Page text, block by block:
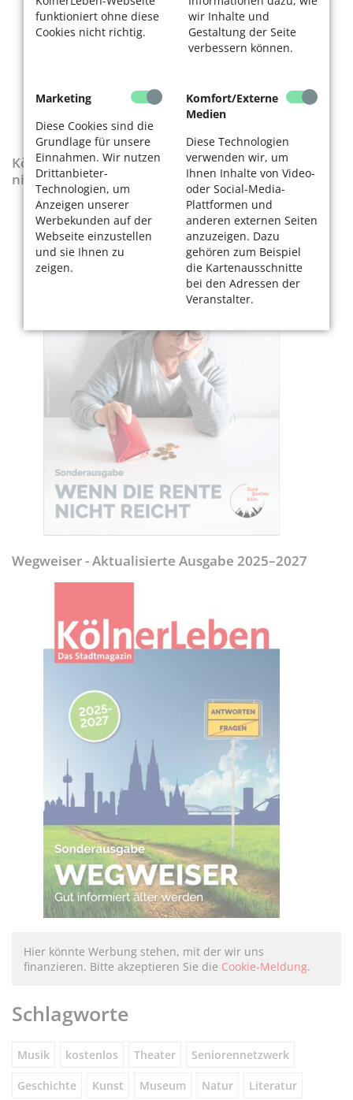
funktioniert ohne diese
Cookies nicht richtig.
wir Inhalte und
Gestaltung der Seite
verbessern können.
Marketing
Diese Cookies sind die
Grundlage für unsere
Einnahmen. Wir nutzen
Drittanbieter-
Technologien, um
Anzeigen unserer
Werbekunden auf der
Webseite einzustellen
und sie Ihnen zu
zeigen.
Komfort/Externe
Medien
Diese Technologien
verwenden wir, um
Ihnen Inhalte von Video-
oder Social-Media-
Plattformen und
anderen externen Seiten
anzuzeigen. Dazu
gehören zum Beispiel
die Kartenausschnitte
bei den Adressen der
Veranstalter.
KölnerLeben-Sonderausgabe „Wenn die Rente
nicht reicht“
Wegweiser - Aktualisierte Ausgabe 2025–2027
Hier könnte Werbung stehen, mit der wir uns
finanzieren. Bitte akzeptieren Sie die Cookie-Meldung.
Schlagworte
Musik kostenlos Theater Seniorennetzwerk
Geschichte Kunst Museum Natur Literatur